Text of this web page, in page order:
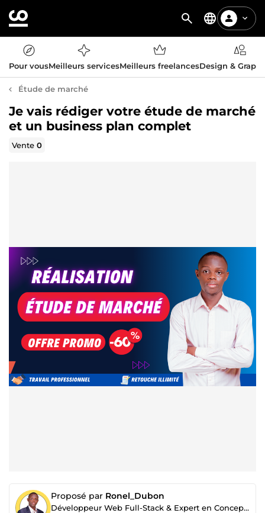
Pour vousMeilleurs servicesMeilleurs freelancesDesign &
Étude de marché
Je vais rédiger votre étude de marché
et un business plan complet
Vente0
Proposé par Ronel_Dubon
Développeur Web Full-Stack & Expert en Conception de Tunnel de vente